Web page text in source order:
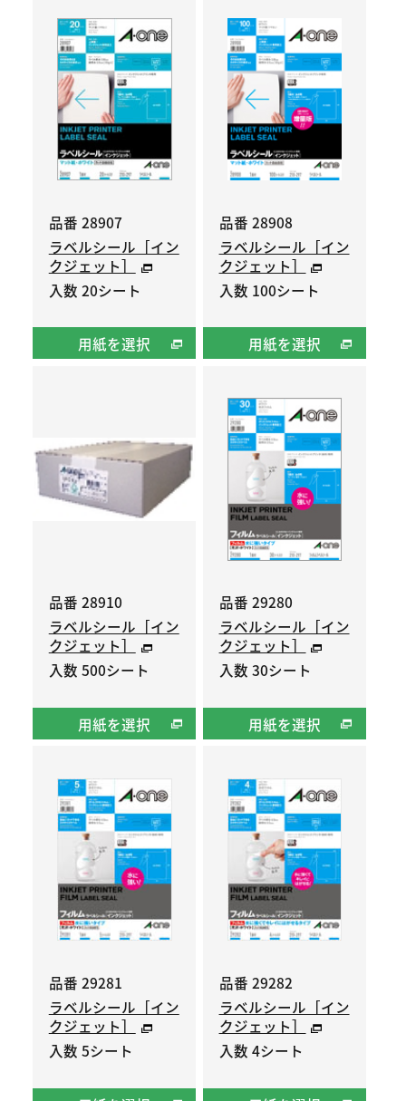
品番 28907
ラベルシール［イン
クジェット］
入数 20シート
用紙を選択
品番 28908
ラベルシール［イン
クジェット］
入数 100シート
用紙を選択
品番 28910
ラベルシール［イン
クジェット］
入数 500シート
用紙を選択
品番 29280
ラベルシール［イン
クジェット］
入数 30シート
用紙を選択
品番 29281
ラベルシール［イン
クジェット］
入数 5シート
品番 29282
ラベルシール［イン
クジェット］
入数 4シート